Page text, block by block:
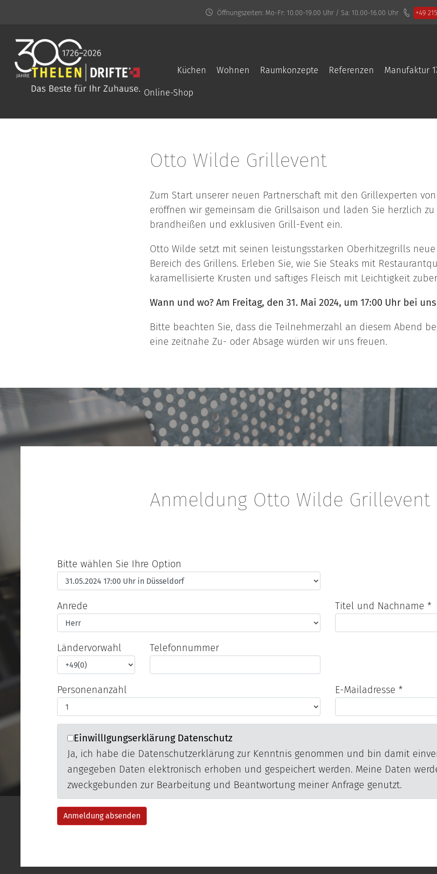
Öffnungszeiten: Mo-Fr: 10.00-19.00 Uhr / Sa: 10.00-16.00 Uhr +49
Küchen Wohnen Raumkonzepte Referenzen Manufaktur
Online-Shop
Otto Wilde Grillevent
Zum Start unserer neuen Partnerschaft mit den Grillexperten
eröffnen wir gemeinsam die Grillsaison und laden Sie herzlich zu
brandheißen und exklusiven Grill-Event ein.
Otto Wilde setzt mit seinen leistungsstarken Oberhitzegrills
Bereich des Grillens. Erleben Sie, wie Sie Steaks mit
karamellisierte Krusten und saftiges Fleisch mit Leichtigkeit
Wann und wo? Am Freitag, den 31. Mai 2024, um 17:00 Uhr bei
Bitte beachten Sie, dass die Teilnehmerzahl an diesem Abend
eine zeitnahe Zu- oder Absage würden wir uns freuen.
Anmeldung Otto Wilde Grillevent
Bitte wählen Sie Ihre Option
Anrede Titel und Nachname *
Ländervorwahl Telefonnummer
Personenanzahl E-Mailadresse *
EinwillIgungserklärung Datenschutz
Ja, ich habe die Datenschutzerklärung zur Kenntnis genommen und bin damit
angegeben Daten elektronisch erhoben und gespeichert werden. Meine Daten
zweckgebunden zur Bearbeitung und Beantwortung meiner Anfrage genutzt.
Anmeldung absenden